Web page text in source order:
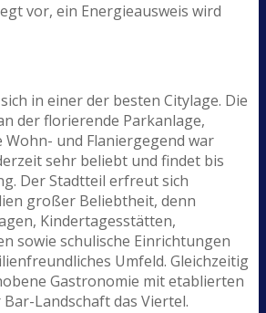
vor, ein Energieausweis wird
in einer der besten Citylage. Die
der florierende Parkanlage,
Wohn- und Flaniergegend war
sehr beliebt und findet bis
Der Stadtteil erfreut sich
großer Beliebtheit, denn
Kindertagesstätten,
sowie schulische Einrichtungen
Umfeld. Gleichzeitig
Gastronomie mit etablierten
Landschaft das Viertel.